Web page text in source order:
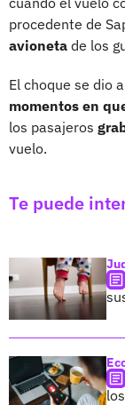
procedente de
avioneta de los
El choque se dio
momentos en
los pasajeros
vuelo.
Te puede